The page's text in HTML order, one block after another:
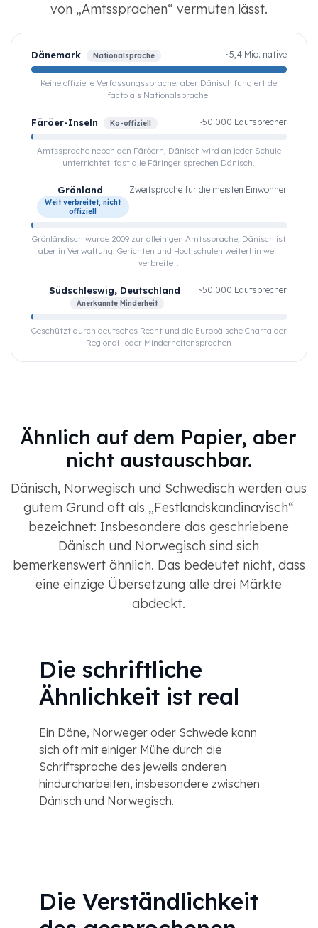
von „Amtssprachen“ vermuten lässt.
Dänemark Nationalsprache ~5,4 Mio. native
Keine offizielle Verfassungssprache, aber Dänisch fungiert de
facto als Nationalsprache.
Färöer-Inseln Ko-offiziell ~50.000 Lautsprecher
Amtssprache neben den Färöern, Dänisch wird an jeder Schule
unterrichtet; fast alle Färinger sprechen Dänisch.
Grönland
Weit verbreitet, nicht
offiziell
Zweitsprache für die meisten Einwohner
Grönländisch wurde 2009 zur alleinigen Amtssprache, Dänisch ist
aber in Verwaltung, Gerichten und Hochschulen weiterhin weit
verbreitet.
Südschleswig, Deutschland
Anerkannte Minderheit
~50.000 Lautsprecher
Geschützt durch deutsches Recht und die Europäische Charta der
Regional- oder Minderheitensprachen
Ähnlich auf dem Papier, aber
nicht austauschbar.
Dänisch, Norwegisch und Schwedisch werden aus
gutem Grund oft als „Festlandskandinavisch“
bezeichnet: Insbesondere das geschriebene
Dänisch und Norwegisch sind sich
bemerkenswert ähnlich. Das bedeutet nicht, dass
eine einzige Übersetzung alle drei Märkte
abdeckt.
Die schriftliche
Ähnlichkeit ist real
Ein Däne, Norweger oder Schwede kann
sich oft mit einiger Mühe durch die
Schriftsprache des jeweils anderen
hindurcharbeiten, insbesondere zwischen
Dänisch und Norwegisch.
Die Verständlichkeit